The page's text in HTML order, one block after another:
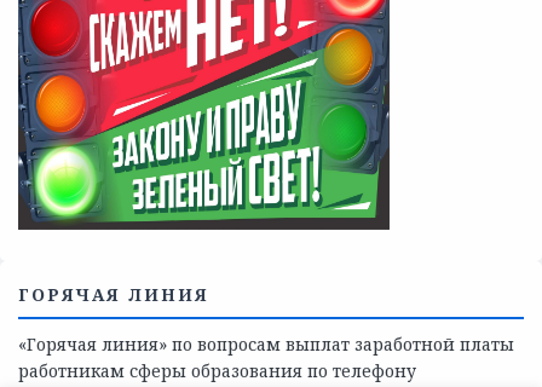
Телефоны учреждений, оказывающих меры социальной
поддержки, медицинскую, социально-психологическую
помощь детям и взрослым лицам Ленинградской
области
СКАЖИ КОРРУПЦИИ — НЕТ